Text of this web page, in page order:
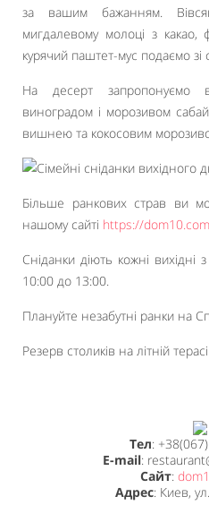
за вашим бажанням.
мигдалевому молоці з какао,
курячий паштет-мус подаємо
На десерт запропонуємо
виноградом і морозивом
вишнею та кокосовим
Більше ранкових страв ви
нашому сайті https://
Сніданки діють кожні
10:00 до 13:00.
Плануйте незабутні ранки на
Резерв столиків на літній
Тел:
E-mail:
Сайт:
Адрес: Киев,